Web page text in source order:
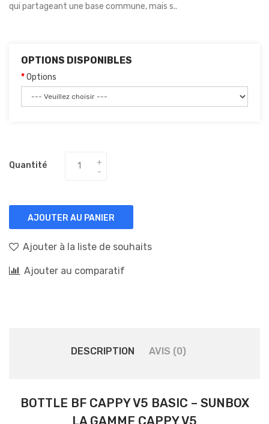
qui partageant une base commune, mais s..
OPTIONS DISPONIBLES
Options
Quantité
AJOUTER AU PANIER
Ajouter à la liste de souhaits
Ajouter au comparatif
DESCRIPTION AVIS (0)
BOTTLE BF CAPPY V5 BASIC – SUNBOX
LA GAMME CAPPY V5